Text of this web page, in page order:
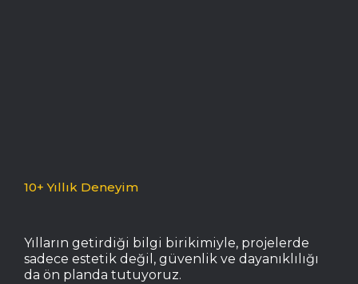
10+ Yıllık Deneyim
Yılların getirdiği bilgi birikimiyle, projelerde
sadece estetik değil, güvenlik ve dayanıklılığı
da ön planda tutuyoruz.